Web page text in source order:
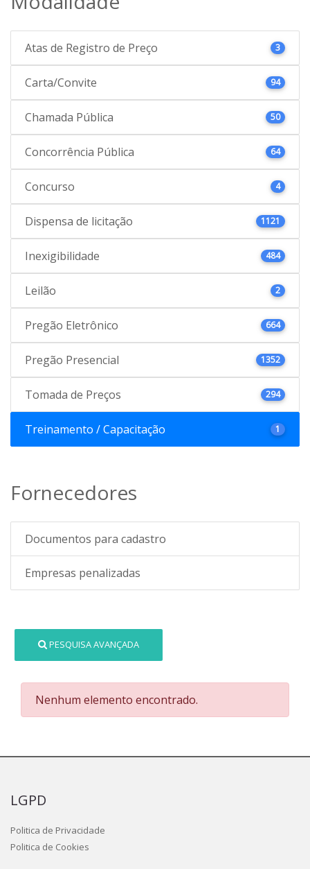
Atas de Registro de Preço 3
Carta/Convite 94
Chamada Pública 50
Concorrência Pública 64
Concurso 4
Dispensa de licitação 1121
Inexigibilidade 484
Leilão 2
Pregão Eletrônico 664
Pregão Presencial 1352
Tomada de Preços 294
Treinamento / Capacitação 1
Fornecedores
Documentos para cadastro
Empresas penalizadas
PESQUISA AVANÇADA
Nenhum elemento encontrado.
LGPD
Politica de Privacidade
Politica de Cookies